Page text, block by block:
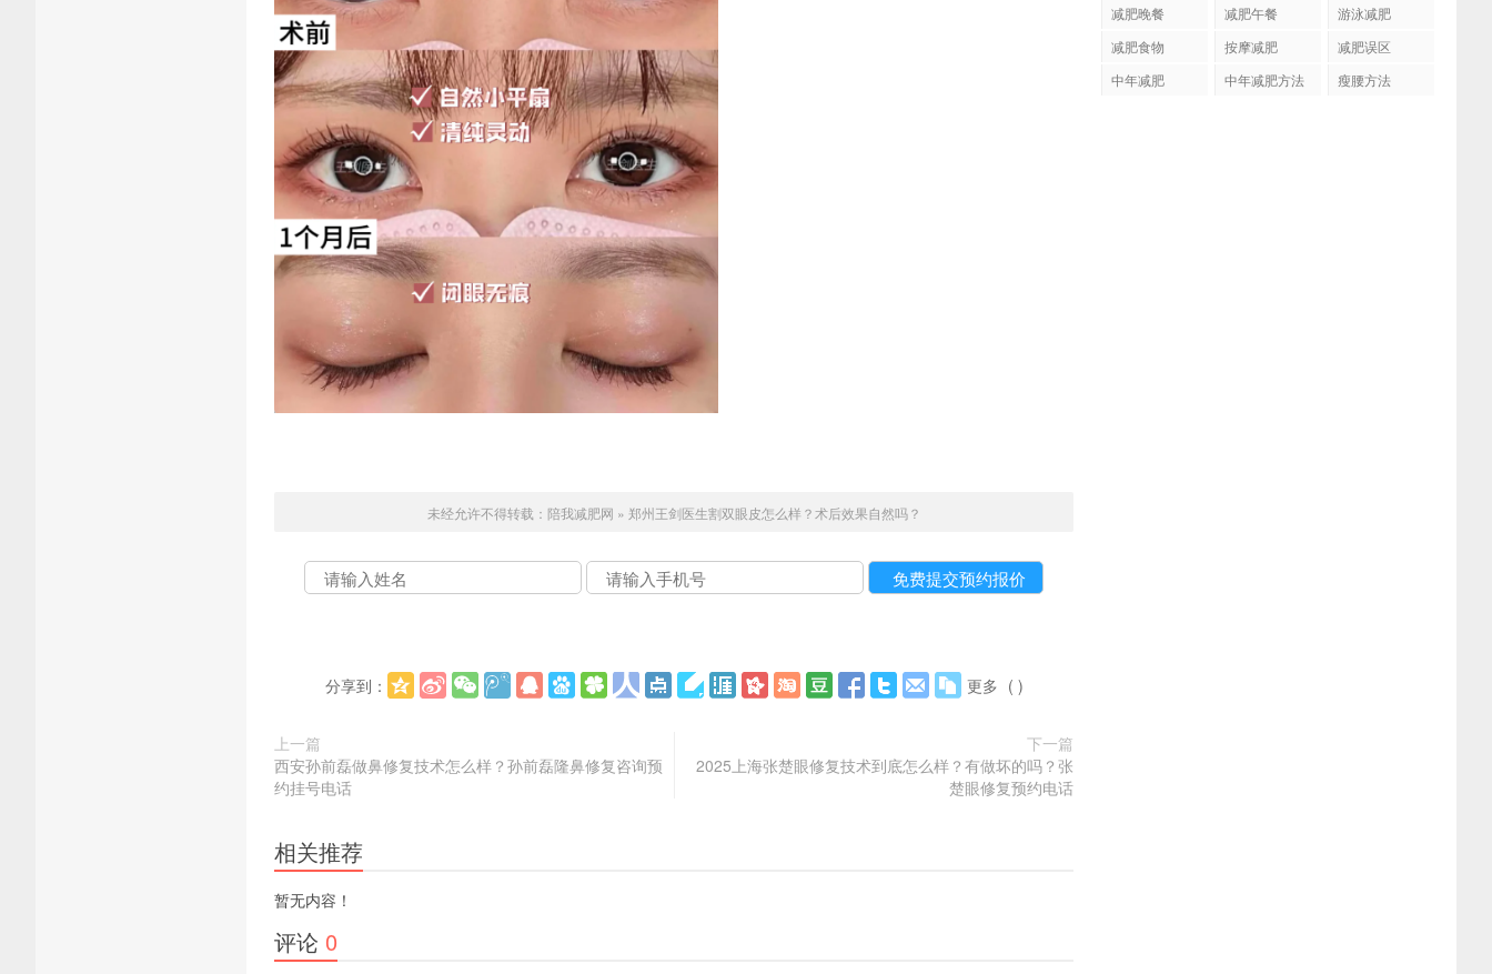
未经允许不得转载： 陪我减肥网 » 郑州王剑医生割双眼皮怎么样？术后效果自然吗？
分享到： 更多 ( )
上一篇
西安孙前磊做鼻修复技术怎么样？孙前磊隆鼻修复咨询预
约挂号电话
下一篇
2025上海张楚眼修复技术到底怎么样？有做坏的吗？张
楚眼修复预约电话
相关推荐
暂无内容！
评论 0
减肥晚餐
减肥午餐
游泳减肥
减肥食物
按摩减肥
减肥误区
中年减肥
中年减肥方法 瘦腰方法